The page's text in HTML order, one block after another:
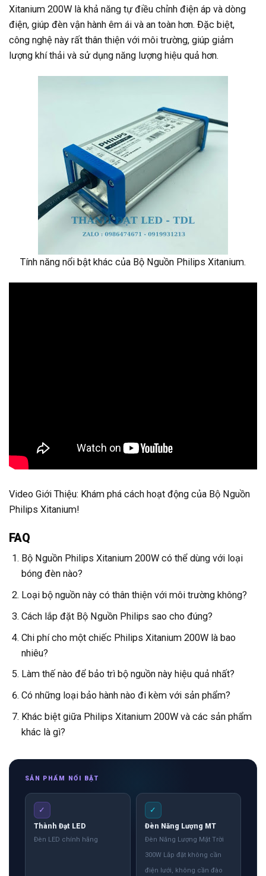
Xitanium 200W là khả năng tự điều chỉnh điện áp và dòng
điện, giúp đèn vận hành êm ái và an toàn hơn. Đặc biệt,
công nghệ này rất thân thiện với môi trường, giúp giảm
lượng khí thải và sử dụng năng lượng hiệu quả hơn.
Tính năng nổi bật khác của Bộ Nguồn Philips Xitanium.
Video Giới Thiệu: Khám phá cách hoạt động của Bộ Nguồn
Philips Xitanium!
FAQ
Bộ Nguồn Philips Xitanium 200W có thể dùng với loại
bóng đèn nào?
Loại bộ nguồn này có thân thiện với môi trường không?
Cách lắp đặt Bộ Nguồn Philips sao cho đúng?
Chi phí cho một chiếc Philips Xitanium 200W là bao
nhiêu?
Làm thế nào để bảo trì bộ nguồn này hiệu quả nhất?
Có những loại bảo hành nào đi kèm với sản phẩm?
Khác biệt giữa Philips Xitanium 200W và các sản phẩm
khác là gì?
SẢN PHẨM NỔI BẬT
✓
Thành Đạt LED
Đèn LED chính hãng
✓
Đèn Năng Lượng MT
Đèn Năng Lượng Mặt Trời
300W Lắp đặt không cần
điện lưới, không cần đào